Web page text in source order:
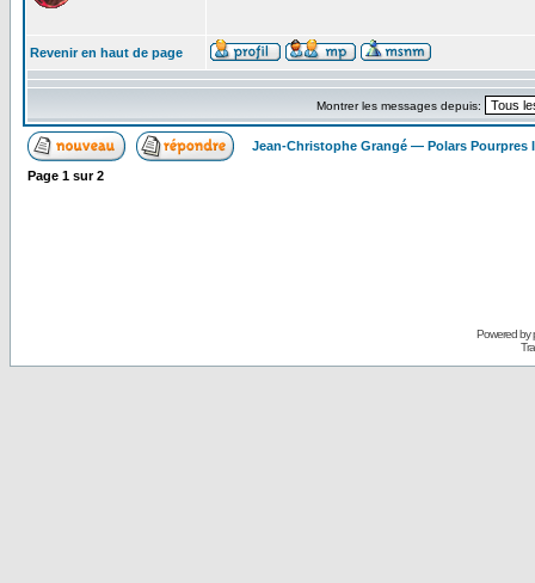
Revenir en haut de page
Montrer les messages depuis:
Jean-Christophe Grangé — Polars Pourpres
Page 1 sur2
Powered by